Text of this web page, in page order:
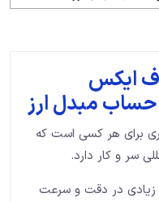
ایکس
مبدل ارز
برای هر کسی است که
سر و کار دارد.
زیادی در دقت و سرعت